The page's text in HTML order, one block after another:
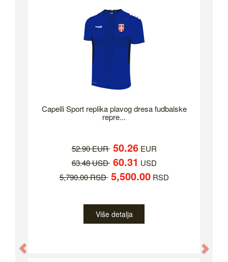
Capelli Sport replika plavog dresa fudbalske
repre...
52.90 EUR 50.26EUR
63.48 USD 60.31 USD
5,790.00 RSD 5,500.00RSD
Više detalja